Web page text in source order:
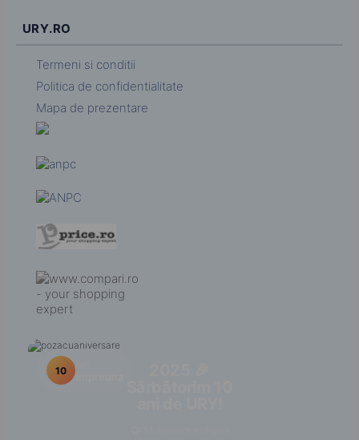
URY.RO
Termeni si conditii
Politica de confidentialitate
Mapa de prezentare
10